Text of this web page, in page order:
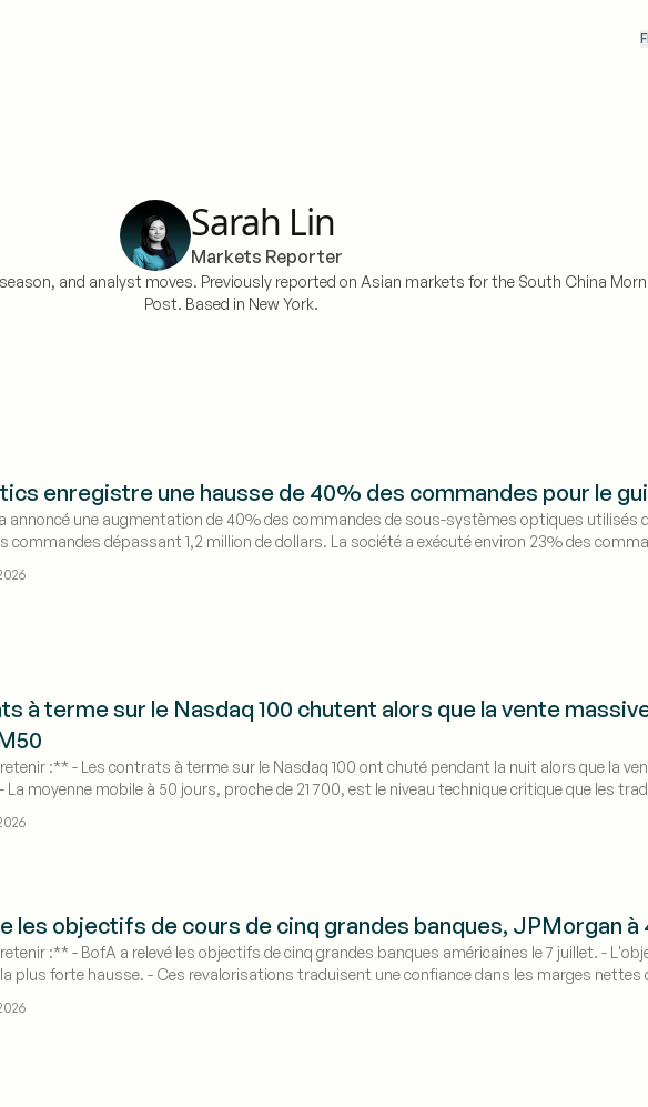
Sarah Lin
Markets Reporter
and analyst moves. Previously reported on Asian markets for the South China
Post. Based in New York.
enregistre une hausse de 40% des commandes pour le
annoncé une augmentation de 40% des commandes de sous-systèmes optiques utilisés
commandes dépassant 1,2 million de dollars. La société a exécuté environ 23% des
à terme sur le Nasdaq 100 chutent alors que la vente
:** - Les contrats à terme sur le Nasdaq 100 ont chuté pendant la nuit alors que la
La moyenne mobile à 50 jours, proche de 21 700, est le niveau technique critique que les
les objectifs de cours de cinq grandes banques, JPMorgan à
:** - BofA a relevé les objectifs de cinq grandes banques américaines le 7 juillet. -
la plus forte hausse. - Ces revalorisations traduisent une confiance dans les marges nettes